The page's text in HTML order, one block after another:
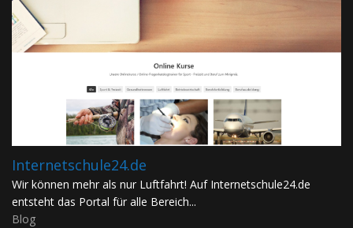
Internetschule24.de
Wir können mehr als nur Luftfahrt! Auf Internetschule24.de
entsteht das Portal für alle Bereich...
Blog